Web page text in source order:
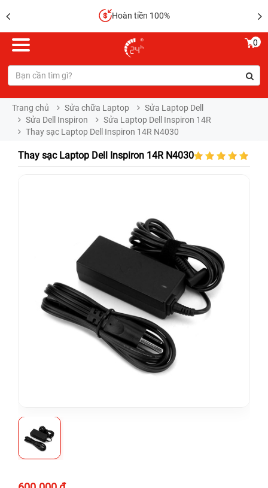
Hoàn tiền 100%
0
Trang chủ Sửa chữa Laptop
Sửa Laptop Dell
Sửa Dell Inspiron
Sửa Laptop Dell Inspiron 14R
Thay sạc Laptop Dell Inspiron 14R N4030
Thay sạc Laptop Dell Inspiron 14R N4030